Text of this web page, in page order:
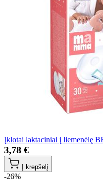
Įklotai laktaciniai į liemenėlę
3,78 €
Į krepšelį
-26%